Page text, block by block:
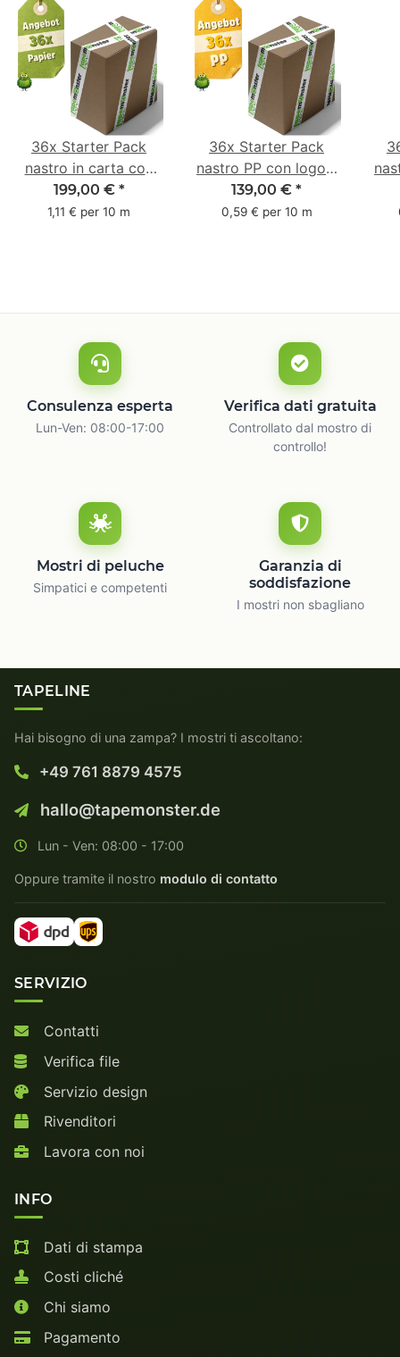
36x Starter Pack
nastro in carta con
logo - 1 colore - 50
mm x 50 m - caucciù
199,00 € *
1,11 € per 10 m
36x Starter Pack
nastro PP con logo -
1 colore - 48 mm x
66 m
139,00 € *
0,59 € per 10 m
Consulenza esperta
Lun-Ven: 08:00-17:00
Verifica dati gratuita
Controllato dal mostro di
controllo!
Mostri di peluche
Simpatici e competenti
Garanzia di
soddisfazione
I mostri non sbagliano
TAPELINE
Hai bisogno di una zampa? I mostri ti ascoltano:
+49 761 8879 4575
hallo@tapemonster.de
Lun - Ven: 08:00 - 17:00
Oppure tramite il nostro modulo di contatto
SERVIZIO
Contatti
Verifica file
Servizio design
Rivenditori
Lavora con noi
INFO
Dati di stampa
Costi cliché
Chi siamo
Pagamento